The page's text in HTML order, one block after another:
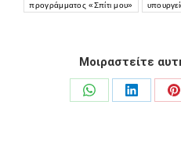
προγράμματος «Σπίτι μου»
Μοιραστείτε
Share
Share